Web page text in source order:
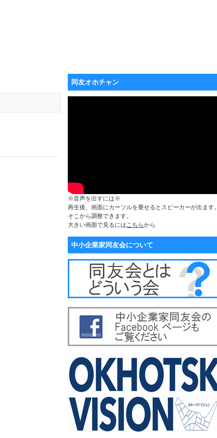
同友オホチャン
※音声を出すには※
再生後、画面にカーソルを乗せるとスピーカーが出ます。
そこから調整できます。
大きい画面で見るにはこちらから
中小企業家同友会について